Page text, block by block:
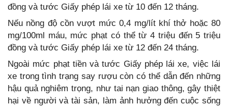
đồng và tước Giấy phép lái xe từ 10 đến 12 tháng.
Nếu nồng độ cồn vượt mức 0,4 mg/lít khí thở hoặc 80
mg/100ml máu, mức phạt có thể từ 4 triệu đến 5 triệu
đồng và tước Giấy phép lái xe từ 12 đến 24 tháng.
Ngoài mức phạt tiền và tước Giấy phép lái xe, việc lái
xe trong tình trạng say rượu còn có thể dẫn đến những
hậu quả nghiêm trọng, như tai nạn giao thông, gây thiệt
hại về người và tài sản, làm ảnh hưởng đến cuộc sống